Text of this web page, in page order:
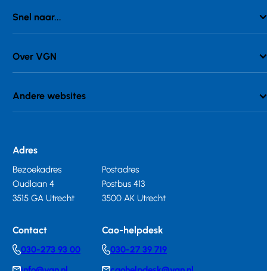
Snel naar...
Over VGN
Andere websites
Adres
Bezoekadres
Oudlaan 4
3515 GA Utrecht
Postadres
Postbus 413
3500 AK Utrecht
Contact
Telephonenumber
030-273 93 00
Cao-helpdesk
Telephonenumber
030-27 39 719